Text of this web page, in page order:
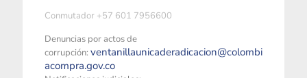
Conmutador +57 601 7956600
Denuncias por actos de
corrupción: ventanillaunicaderadicacion@colombi
acompra.gov.co